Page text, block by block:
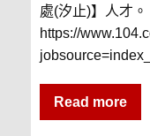
處(汐止)】人才。
https://
Read more